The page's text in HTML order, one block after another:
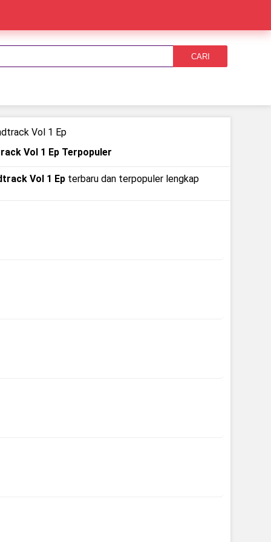
CARI
Vol 1 Ep
Vol 1 Ep Terpopuler
Vol 1 Ep terbaru dan terpopuler lengkap